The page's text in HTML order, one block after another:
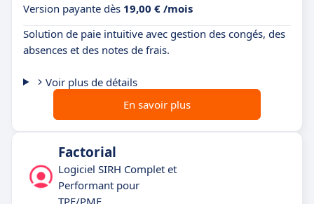
Version payante dès 19,00 € /mois
Solution de paie intuitive avec gestion des congés, des
absences et des notes de frais.
Voir plus de détails
En savoir plus
Factorial
Logiciel SIRH Complet et
Performant pour
TPE/PME